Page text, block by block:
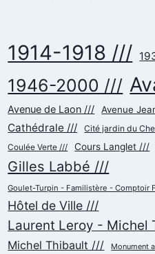
1914-1918 ///
1946-2000 ///
Avenue de Laon /// Avenue
Cathédrale /// Cité jardin du
Coulée Verte /// Cours Langlet ///
Gilles Labbé ///
Goulet-Turpin - Familistère - Comptoir
Hôtel de Ville ///
Laurent Leroy - Michel
Michel Thibault /// Monument